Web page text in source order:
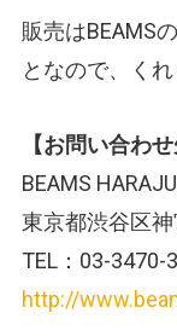
販売はBEAMS
となので、く
【お問い合わせ
BEAMS
東京都渋谷区
TEL：03-3470-
http://